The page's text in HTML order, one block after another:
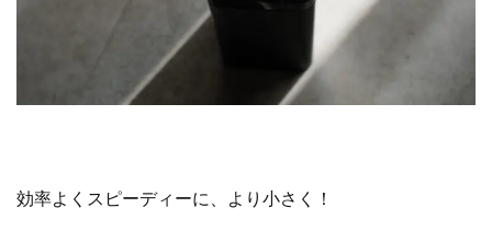
効率よくスピーディーに、より小さく！